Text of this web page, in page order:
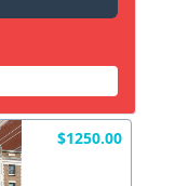
$1250.00